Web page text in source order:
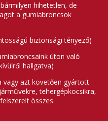
hihetetlen, de
a gumiabroncsok
biztonsági tényező)
úton való
hallgatva)
vagy azt követően gyártott
tehergépkocsikra,
összes